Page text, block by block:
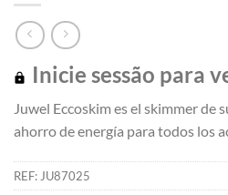
Inicie sessão para
Juwel Eccoskim es el skimmer de
ahorro de energía para todos los
REF: JU87025